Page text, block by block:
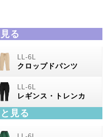
る
クロップドパンツ
レギンス・トレンカ
見る